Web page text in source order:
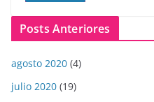
Posts Anteriores
agosto 2020 (4)
julio 2020 (19)